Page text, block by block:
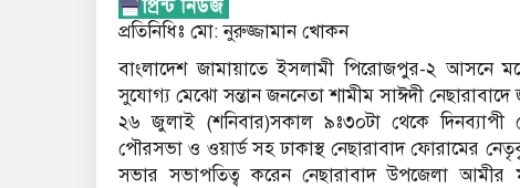
প্রতিনিধিঃ মো: নুরুজ্জামান খোকন
বাংলাদেশ জামায়াতে ইসলামী পিরোজপুর-২ আসনে
সুযোগ্য মেঝো সন্তান জননেতা শামীম সাঈদী
২৬ জুলাই (শনিবার)সকাল ৯ঃ৩০টা থেকে
পৌরসভা ও ওয়ার্ড সহ ঢাকাস্থ নেছারাবাদ ফোরামের
সভার সভাপতিত্ব করেন নেছারাবাদ উপজেলা